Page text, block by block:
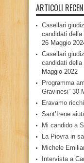
ARTICOLI
Casellari
candidati della
26 Maggio
Casellari
candidati della
Maggio 2022
Programma
Gravinesi” 30
Eravamo ricchi
Sant’Irene
Mi candido a
La Piovra in
Michele
Intervista a